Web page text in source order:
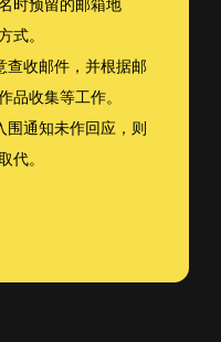
时预留的邮箱地
式。
查收邮件，并根据邮
品收集等工作。
围通知未作回应，则
代。